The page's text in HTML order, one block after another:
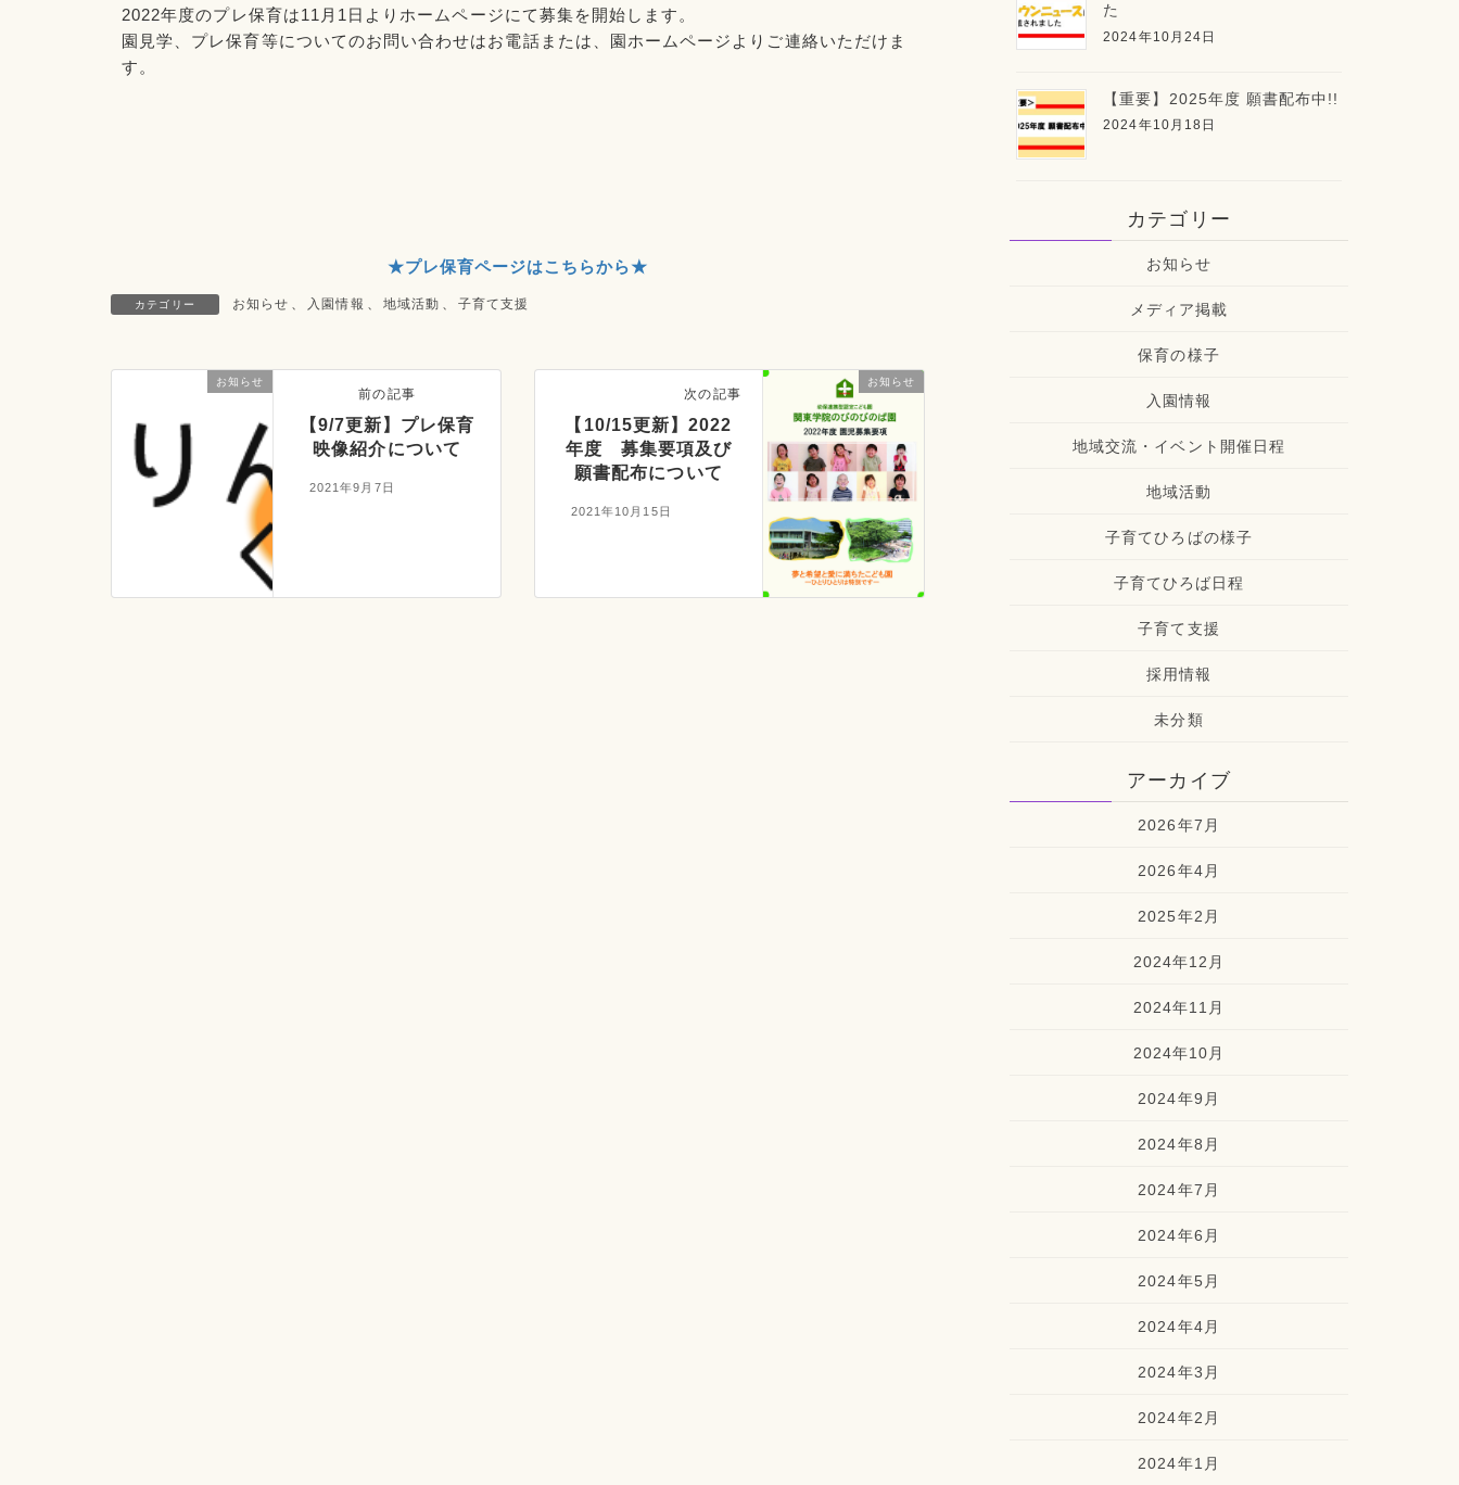
2022年度のプレ保育は11月1日よりホームページにて募集を開始します。
園見学、プレ保育等についてのお問い合わせはお電話または、園ホームページよりご連絡いただけま
す。
★プレ保育ページはこちらから★
カテゴリー お知らせ 、 入園情報 、 地域活動 、 子育て支援
お知らせ
前の記事
【9/7更新】プレ保育
映像紹介について
2021年9月7日
お知らせ
次の記事
【10/15更新】2022
年度 募集要項及び
願書配布について
2021年10月15日
た
2024年10月24日
【重要】2025年度 願書配布中!!
2024年10月18日
カテゴリー
お知らせ
メディア掲載
保育の様子
入園情報
地域交流・イベント開催日程
地域活動
子育てひろばの様子
子育てひろば日程
子育て支援
採用情報
未分類
アーカイブ
2026年7月
2026年4月
2025年2月
2024年12月
2024年11月
2024年10月
2024年9月
2024年8月
2024年7月
2024年6月
2024年5月
2024年4月
2024年3月
2024年2月
2024年1月